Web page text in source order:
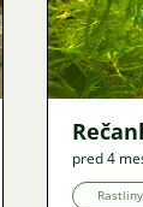
pred 4
Rastliny